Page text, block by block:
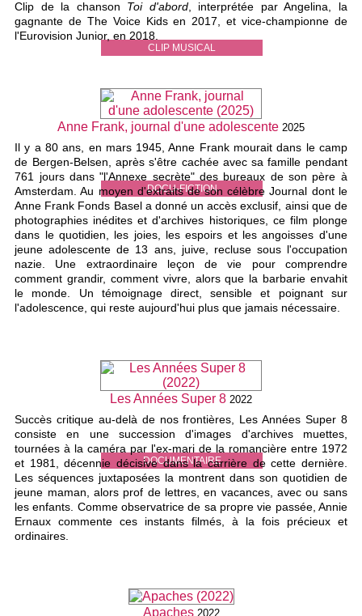
CLIP MUSICAL
Clip de la chanson Toi d'abord, interprétée par Angelina, la
gagnante de The Voice Kids en 2017, et vice-championne de
l'Eurovision Junior, en 2018.
DOCU-FICTION
Anne Frank, journal d'une adolescente 2025
Il y a 80 ans, en mars 1945, Anne Frank mourait dans le camp
de Bergen-Belsen, après s'être cachée avec sa famille pendant
761 jours dans "l'Annexe secrète" des bureaux de son père à
Amsterdam. Au moyen d'extraits de son célèbre Journal dont le
Anne Frank Fonds Basel a donné un accès exclusif, ainsi que de
photographies inédites et d'archives historiques, ce film plonge
dans le quotidien, les joies, les espoirs et les angoisses d'une
jeune adolescente de 13 ans, juive, recluse sous l'occupation
nazie. Une extraordinaire leçon de vie pour comprendre
comment grandir, comment vivre, alors que la barbarie envahit
le monde. Un témoignage direct, sensible et poignant sur
l'adolescence, qui reste aujourd'hui plus que jamais nécessaire.
DOCUMENTAIRE
Les Années Super 8 2022
Succès critique au-delà de nos frontières, Les Années Super 8
consiste en une succession d'images d'archives muettes,
tournées à la caméra par l'ex-mari de la romancière entre 1972
et 1981, décennie décisive dans la carrière de cette dernière.
Les séquences juxtaposées la montrent dans son quotidien de
jeune maman, alors prof de lettres, en vacances, avec ou sans
les enfants. Comme observatrice de sa propre vie passée, Annie
Ernaux commente ces instants filmés, à la fois précieux et
ordinaires.
Apaches 2022